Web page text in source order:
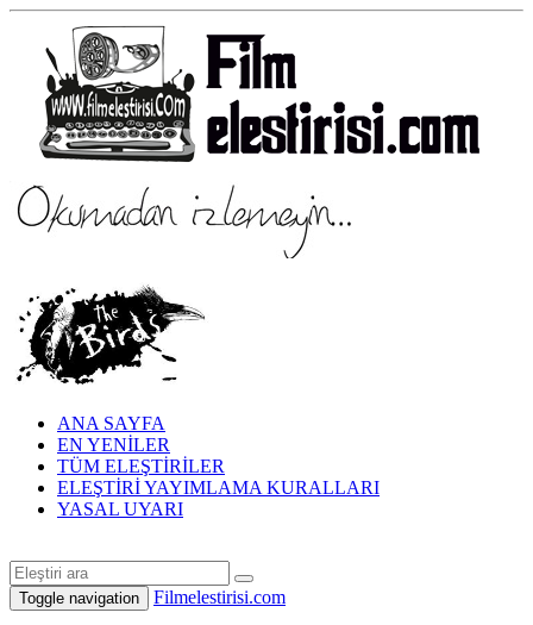
ANA SAYFA
EN YENİLER
TÜM ELEŞTİRİLER
ELEŞTİRİ YAYIMLAMA KURALLARI
YASAL UYARI
Toggle navigation Filmelestirisi.com